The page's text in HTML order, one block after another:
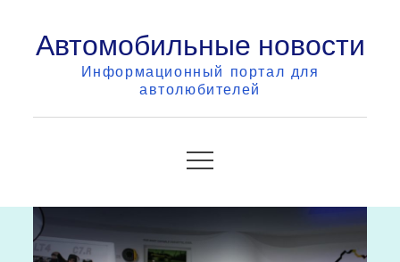
contentАвтомобильные новости
Информационный портал для
автолюбителей